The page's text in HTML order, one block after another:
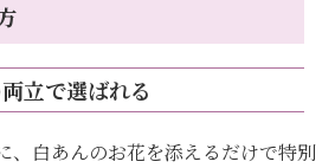
立で選ばれる
、白あんのお花を添えるだけで特別